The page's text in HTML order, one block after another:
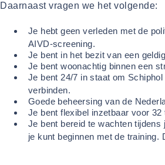
Daarnaast vragen we het volgende:
Je hebt geen verleden met de
AIVD-screening.
Je bent in het bezit van een
Je bent woonachtig binnen een
Je bent 24/7 in staat om
verbinden.
Goede beheersing van de
Je bent flexibel inzetbaar voor 32
Je bent bereid te wachten
je kunt beginnen met de training.